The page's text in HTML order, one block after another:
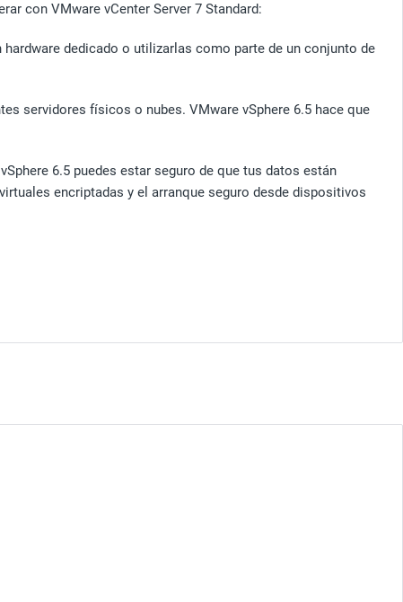
con VMware vCenter Server 7 Standard:
dedicado o utilizarlas como parte de un conjunto de
servidores físicos o nubes. VMware vSphere 6.5 hace que
6.5 puedes estar seguro de que tus datos están
encriptadas y el arranque seguro desde dispositivos